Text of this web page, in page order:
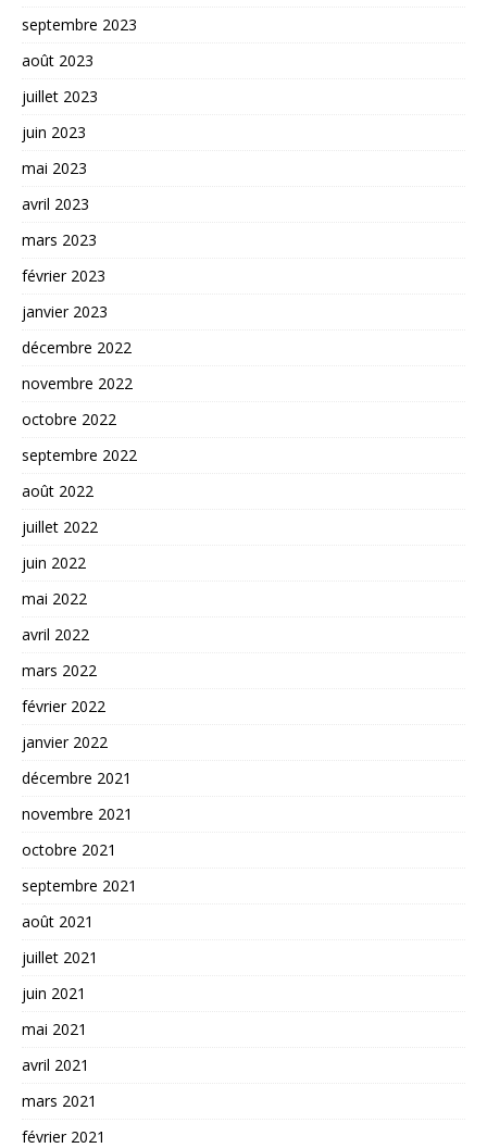
septembre 2023
août 2023
juillet 2023
juin 2023
mai 2023
avril 2023
mars 2023
février 2023
janvier 2023
décembre 2022
novembre 2022
octobre 2022
septembre 2022
août 2022
juillet 2022
juin 2022
mai 2022
avril 2022
mars 2022
février 2022
janvier 2022
décembre 2021
novembre 2021
octobre 2021
septembre 2021
août 2021
juillet 2021
juin 2021
mai 2021
avril 2021
mars 2021
février 2021